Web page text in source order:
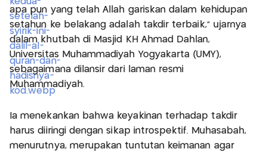
apa pun yang telah Allah gariskan dalam kehidupan
setahun ke belakang adalah takdir terbaik,” ujarnya
dalam khutbah di Masjid KH Ahmad Dahlan,
Universitas Muhammadiyah Yogyakarta (UMY),
sebagaimana dilansir dari laman resmi
Muhammadiyah.
Ia menekankan bahwa keyakinan terhadap takdir
harus diiringi dengan sikap introspektif. Muhasabah,
menurutnya, merupakan tuntutan keimanan agar